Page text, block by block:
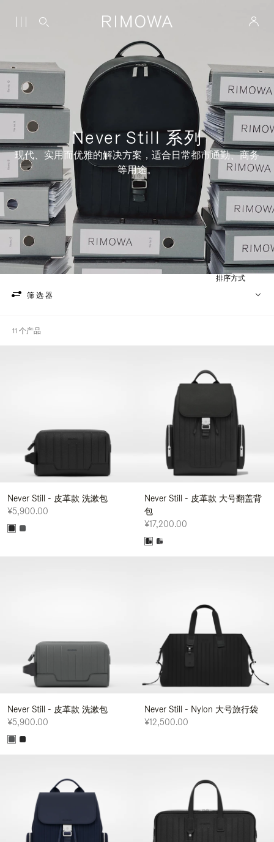
Never Still 系列
现代、实用而优雅的解决方案，适合日常都市通勤、商务
等用途。
筛选器
排序方式
11 个产品
Never Still - 皮革款 洗漱包
¥5,900.00
Never Still - 皮革款 大号翻盖背
包
¥17,200.00
Never Still - 皮革款 洗漱包
¥5,900.00
Never Still - Nylon 大号旅行袋
¥12,500.00